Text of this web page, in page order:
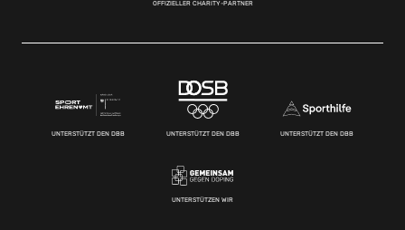
OFFIZIELLER CHARITY-PARTNER
UNTERSTÜTZT DEN DBB UNTERSTÜTZT DEN DBB UNTERSTÜTZT DEN DBB
UNTERSTÜTZEN WIR